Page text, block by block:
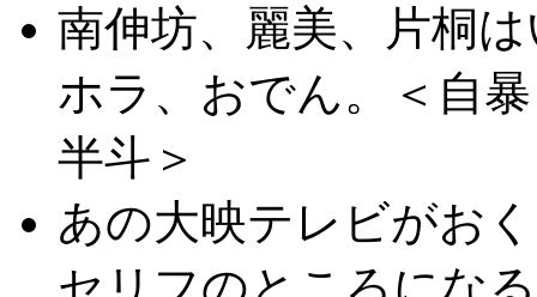
南伸坊、麗美、片桐
ホラ、おでん。＜自
半斗＞
あの大映テレビがお
セリフのところにな